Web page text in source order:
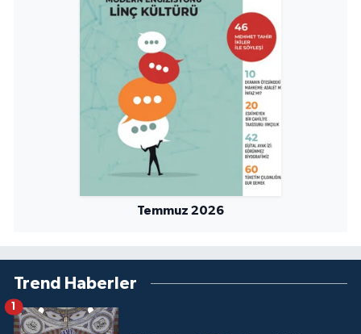
Temmuz 2026
Trend Haberler
1
Yozgat Müftülüğü
Zonguldak Müftülüğü